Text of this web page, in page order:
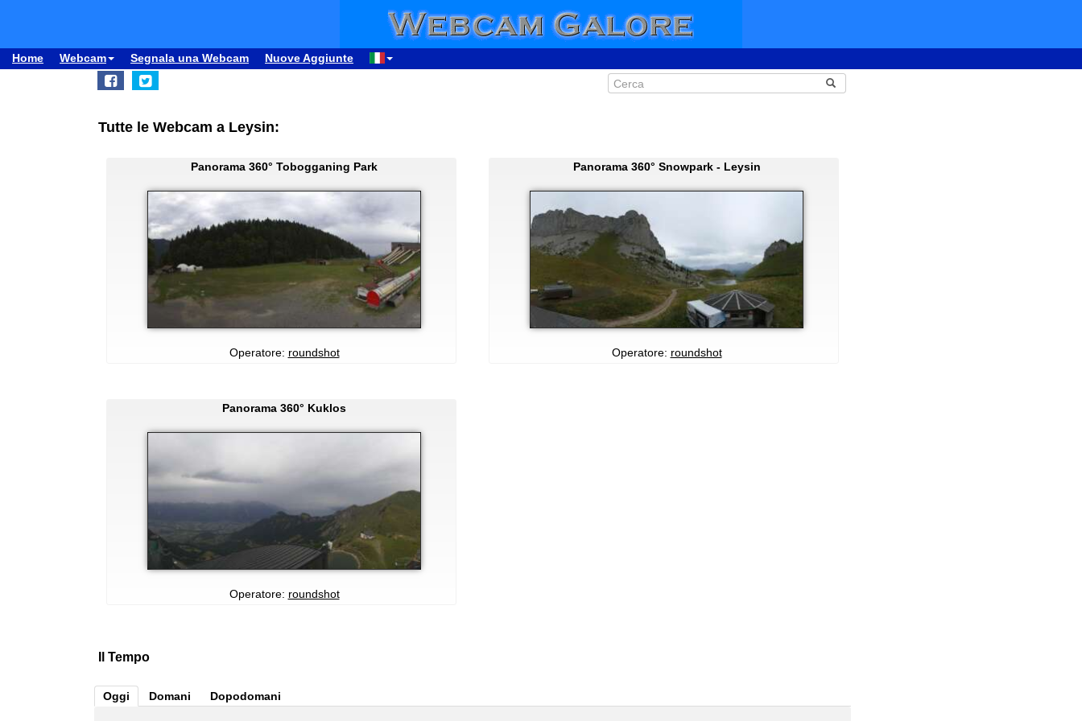
Home Webcam Segnala una Webcam Nuove Aggiunte
Tutte le Webcam a Leysin:
Panorama 360° Tobogganing Park
Operatore: roundshot
Panorama 360° Snowpark - Leysin
Operatore: roundshot
Panorama 360° Kuklos
Operatore: roundshot
Il Tempo
Oggi Domani Dopodomani